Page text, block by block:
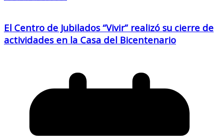
El Centro de Jubilados “Vivir” realizó su cierre de
actividades en la Casa del Bicentenario